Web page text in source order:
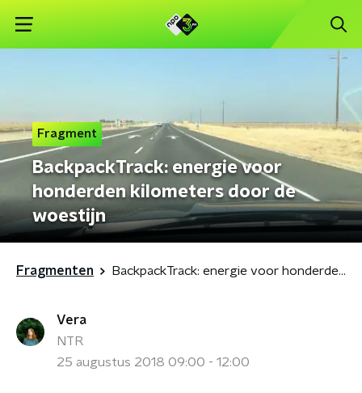
Fragment
BackpackTrack: energie voor
honderden kilometers door de
woestijn
Fragmenten BackpackTrack: energie voor honderden kilometers door de woestijn
Vera
NTR
25 augustus 2018 09:00 - 12:00